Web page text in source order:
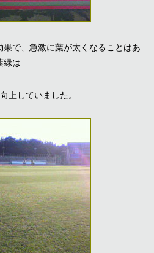
で、急激に葉が太くなることはあ
緑は
上していました。